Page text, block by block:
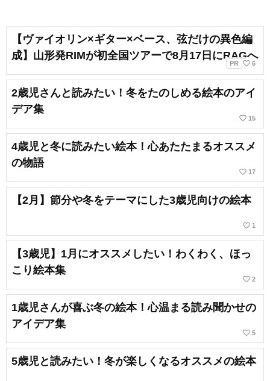
【ヴァイオリン×ギター×ベース、弦だけの異色編
成】山形発RIMが初全国ツアーで8月17日にRAGへ
PR favorite_border 6
2歳児さんと読みたい！冬をたのしめる絵本のアイ
デア集
favorite_border 15
4歳児と冬に読みたい絵本！心あたたまるオススメ
の物語
favorite_border 17
【2月】節分や冬をテーマにした3歳児向けの絵本
favorite_border 1
【3歳児】1月にオススメしたい！わくわく、ほっ
こり絵本集
favorite_border 2
1歳児さんが喜ぶ冬の絵本！心温まる読み聞かせの
アイデア集
favorite_border 5
5歳児と読みたい！冬が楽しくなるオススメの絵本